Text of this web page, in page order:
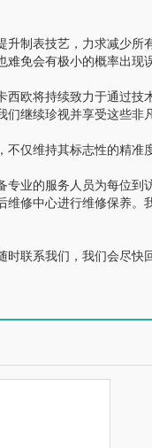
制表技艺，力求减少所
免会有极小的概率出现
欧将持续致力于通过技
继续珍视并享受这些非
维持其标志性的精准
业的服务人员为每位到
修中心进行维修保养。
联系我们，我们会尽快回